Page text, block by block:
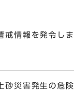
情報を発令しま
災害発生の危